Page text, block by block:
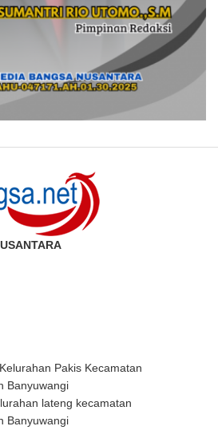
Pakis Kecamatan
Banyuwangi
lateng kecamatan
Banyuwangi